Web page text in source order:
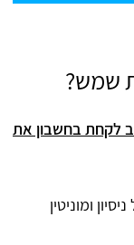
שמש?
לקחת בחשבון את
ומוניטין